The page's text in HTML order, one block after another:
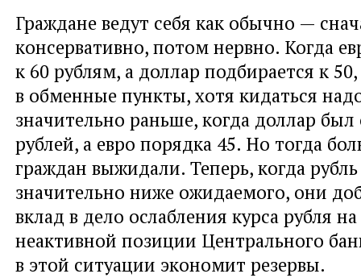
Граждане ведут себя как обычно —
консервативно, потом нервно. Когда
к 60 рублям, а доллар подбирается к
в обменные пункты, хотя кидаться
значительно раньше, когда доллар был
рублей, а евро порядка 45. Но тогда
граждан выжидали. Теперь, когда
значительно ниже ожидаемого, они
вклад в дело ослабления курса рубля
неактивной позиции Центрального
в этой ситуации экономит резервы.